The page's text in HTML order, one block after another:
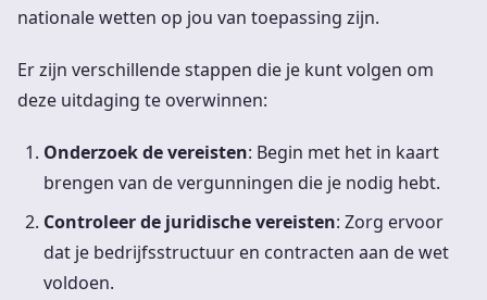
nationale wetten op jou van toepassing zijn.
Er zijn verschillende stappen die je kunt volgen om
deze uitdaging te overwinnen:
Onderzoek de vereisten: Begin met het in kaart
brengen van de vergunningen die je nodig hebt.
Controleer de juridische vereisten: Zorg ervoor
dat je bedrijfsstructuur en contracten aan de wet
voldoen.